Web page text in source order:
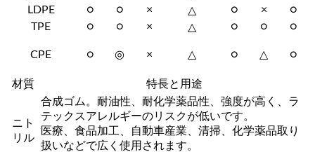
LDPE
○ ○ × △ ○ ×
○
TPE
○ ○ × △ ○ ○ ○
CPE ○ ◎ × △ ○ △ ○
材質 特長と用途
ニト
リル
合成ゴム。耐油性、耐化学薬品性、強度が高く、ラ
テックスアレルギーのリスクが低いです。
医療、食品加工、自動車産業、清掃、化学薬品取り
扱いなどで広く使用されます。